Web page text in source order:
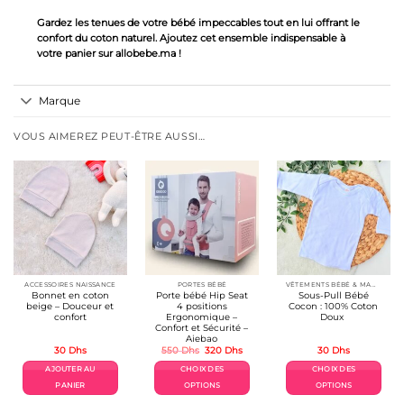
Gardez les tenues de votre bébé impeccables tout en lui offrant le
confort du coton naturel. Ajoutez cet ensemble indispensable à
votre panier sur allobebe.ma !
Marque
VOUS AIMEREZ PEUT-ÊTRE AUSSI…
ACCESSOIRES NAISSANCE
Bonnet en coton
beige – Douceur et
confort
30 Dhs
AJOUTER AU
PANIER
PORTES BÉBÉ
Porte bébé Hip Seat
4 positions
Ergonomique –
Confort et Sécurité –
Aiebao
550Dhs Le
initial
était :
550 Dhs.
320 DhsLe
actuel
CHOIX DES
OPTIONS
VÊTEMENTS BÉBÉ & MAMAN
Sous-Pull Bébé
Cocon : 100% Coton
Doux
30 Dhs
CHOIX DES
OPTIONS